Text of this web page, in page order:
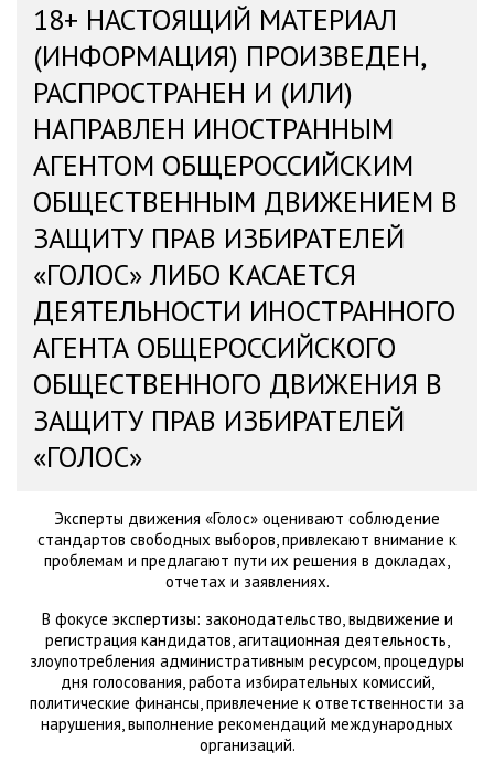
18+ НАСТОЯЩИЙ МАТЕРИАЛ
(ИНФОРМАЦИЯ) ПРОИЗВЕДЕН,
РАСПРОСТРАНЕН И (ИЛИ)
НАПРАВЛЕН ИНОСТРАННЫМ
АГЕНТОМ ОБЩЕРОССИЙСКИМ
ОБЩЕСТВЕННЫМ ДВИЖЕНИЕМ В
ЗАЩИТУ ПРАВ ИЗБИРАТЕЛЕЙ
«ГОЛОС» ЛИБО КАСАЕТСЯ
ДЕЯТЕЛЬНОСТИ ИНОСТРАННОГО
АГЕНТА ОБЩЕРОССИЙСКОГО
ОБЩЕСТВЕННОГО ДВИЖЕНИЯ В
ЗАЩИТУ ПРАВ ИЗБИРАТЕЛЕЙ
«ГОЛОС»
Эксперты движения «Голос» оценивают соблюдение
стандартов свободных выборов, привлекают внимание к
проблемам и предлагают пути их решения в докладах,
отчетах и заявлениях.
В фокусе экспертизы: законодательство, выдвижение и
регистрация кандидатов, агитационная деятельность,
злоупотребления административным ресурсом, процедуры
дня голосования, работа избирательных комиссий,
политические финансы, привлечение к ответственности за
нарушения, выполнение рекомендаций международных
организаций.